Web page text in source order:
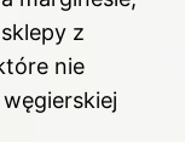
z
nie